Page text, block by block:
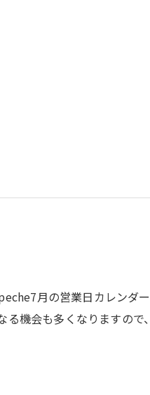
月の営業日カレンダ
る機会も多くなりますの